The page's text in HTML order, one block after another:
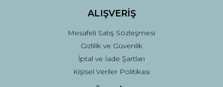
ALIŞVERİŞ
Mesafeli Satış Sözleşmesi
Gizlilik ve Güvenlik
İptal ve İade Şartları
Kişisel Veriler Politikası